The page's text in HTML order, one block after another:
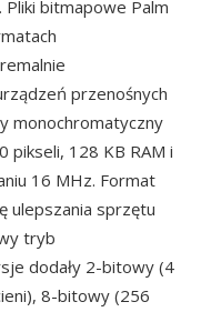
bitmapowe Palm
przenośnych
monochromatyczny
pikseli, 128 KB RAM i
16 MHz. Format
ulepszania sprzętu
tryb
dodały 2-bitowy (4
8-bitowy (256